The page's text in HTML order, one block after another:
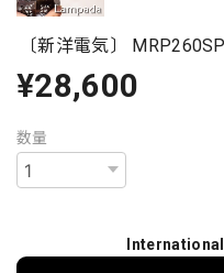
〔新洋電気〕
¥28,600
数量